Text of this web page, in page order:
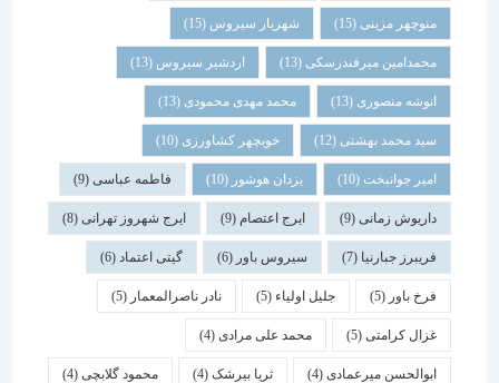
منوچهر مزینی(15) شهریار سیروس(15)
محمدامین میرفندرسکی(13) اردشیر سیروس(13)
انوشه منصوری(13) محمد مهدی محمودی(13)
سید محمد بهشتی(12) خوبچهر کشاورزی(10)
امیر جوانبخت(10) یزدان هوشور(10) فاطمه عباسی(9)
داریوش زمانی(9) ایرج اعتصام(9) ایرج شهروز تهرانی(8)
فریبرز جبارنیا(7) سیروس باور(6) گیتی اعتماد(6)
فرخ باور(5) جلیل اولیاء(5) نادر ناصرالمعمار (5)
غزال کرامتی(5) محمد علی مرادی(4)
ابوالحسن میرعمادی(4) ثریا بیرشک(4) محمود گلابچی(4)